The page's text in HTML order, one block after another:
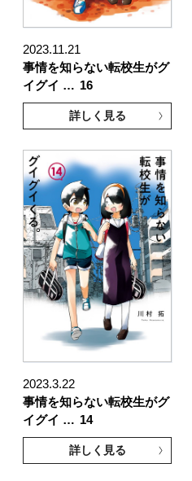
2023.11.21
事情を知らない転校生がグ
イグイ … 16
詳しく見る
2023.3.22
事情を知らない転校生がグ
イグイ … 14
詳しく見る